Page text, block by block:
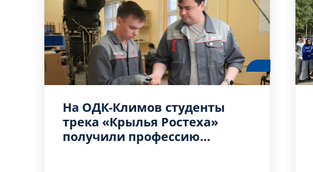
На ОДК-Климов студенты
трека «Крылья Ростеха»
получили профессию